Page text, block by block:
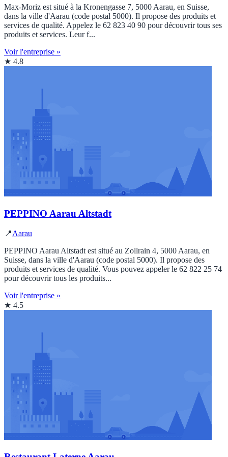
Max-Moriz est situé à la Kronengasse 7, 5000 Aarau, en Suisse,
dans la ville d'Aarau (code postal 5000). Il propose des produits et
services de qualité. Appelez le 62 823 40 90 pour découvrir tous ses
produits et services. Leur f...
Voir l'entreprise »
★ 4.8
PEPPINO Aarau Altstadt
📍Aarau
PEPPINO Aarau Altstadt est situé au Zollrain 4, 5000 Aarau, en
Suisse, dans la ville d'Aarau (code postal 5000). Il propose des
produits et services de qualité. Vous pouvez appeler le 62 822 25 74
pour découvrir tous les produits...
Voir l'entreprise »
★ 4.5